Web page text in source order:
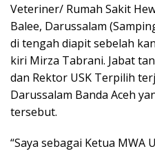
Veteriner/ Rumah Sakit
Balee, Darussalam
di tengah diapit sebelah
kiri Mirza Tabrani. Jabat
dan Rektor USK Terpilih
Darussalam Banda Aceh
tersebut.
“Saya sebagai Ketua MWA